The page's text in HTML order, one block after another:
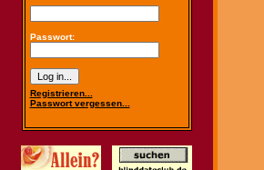
Passwort:
Registrieren...
Passwort vergessen...